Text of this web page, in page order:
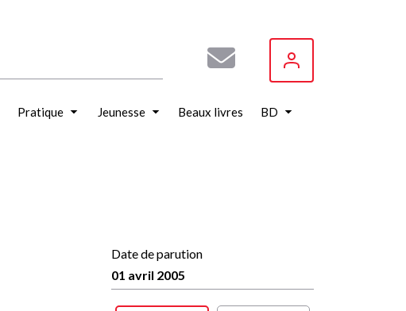
Pratique Jeunesse Beaux livres BD
Date de parution
01 avril 2005